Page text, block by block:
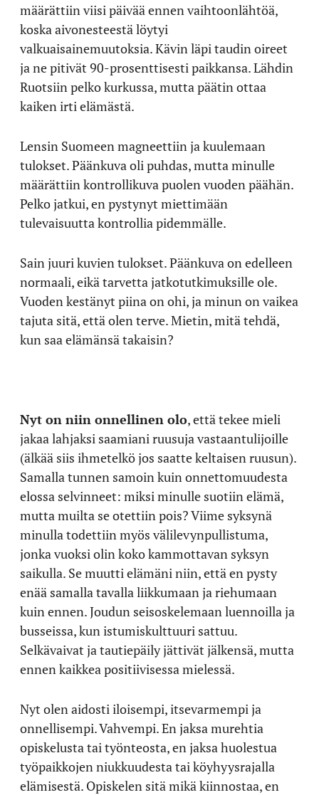
määrättiin viisi päivää ennen vaihtoonlähtöä,
koska aivonesteestä löytyi
valkuaisainemuutoksia. Kävin läpi taudin oireet
ja ne pitivät 90-prosenttisesti paikkansa. Lähdin
Ruotsiin pelko kurkussa, mutta päätin ottaa
kaiken irti elämästä.
Lensin Suomeen magneettiin ja kuulemaan
tulokset. Päänkuva oli puhdas, mutta minulle
määrättiin kontrollikuva puolen vuoden päähän.
Pelko jatkui, en pystynyt miettimään
tulevaisuutta kontrollia pidemmälle.
Sain juuri kuvien tulokset. Päänkuva on edelleen
normaali, eikä tarvetta jatkotutkimuksille ole.
Vuoden kestänyt piina on ohi, ja minun on vaikea
tajuta sitä, että olen terve. Mietin, mitä tehdä,
kun saa elämänsä takaisin?
Nyt on niin onnellinen olo, että tekee mieli
jakaa lahjaksi saamiani ruusuja vastaantulijoille
(älkää siis ihmetelkö jos saatte keltaisen ruusun).
Samalla tunnen samoin kuin onnettomuudesta
elossa selvinneet: miksi minulle suotiin elämä,
mutta muilta se otettiin pois? Viime syksynä
minulla todettiin myös välilevynpullistuma,
jonka vuoksi olin koko kammottavan syksyn
saikulla. Se muutti elämäni niin, että en pysty
enää samalla tavalla liikkumaan ja riehumaan
kuin ennen. Joudun seisoskelemaan luennoilla ja
busseissa, kun istumiskulttuuri sattuu.
Selkävaivat ja tautiepäily jättivät jälkensä, mutta
ennen kaikkea positiivisessa mielessä.
Nyt olen aidosti iloisempi, itsevarmempi ja
onnellisempi. Vahvempi. En jaksa murehtia
opiskelusta tai työnteosta, en jaksa huolestua
työpaikkojen niukkuudesta tai köyhyysrajalla
elämisestä. Opiskelen sitä mikä kiinnostaa, en